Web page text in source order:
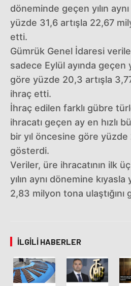
döneminde geçen yılın
yüzde 31,6 artışla 22,67
etti.
Gümrük Genel İdaresi
sadece Eylül ayında geçen
göre yüzde 20,3 artışla
ihraç etti.
İhraç edilen farklı gübre
ihracatı geçen ay en hızlı
bir yıl öncesine göre yüzde
gösterdi.
Veriler, üre ihracatının ilk
yılın aynı dönemine
2,83 milyon tona ulaştığını
İLGILI HABERLER